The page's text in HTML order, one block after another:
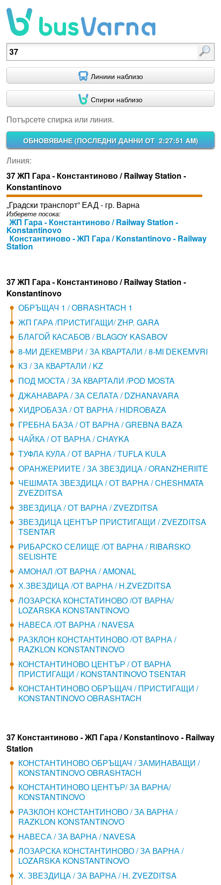
Потърсете спирка или линия.
Линиии наблизо
Спирки наблизо
Потърсете спирка или линия.
ОБНОВЯВАНЕ (ПОСЛЕДНИ ДАННИ ОТ 2:27:51 AM)
Линия:
37 ЖП Гара - Константиново / Railway Station -
Konstantinovo
„Градски транспорт” ЕАД - гр. Варна
Изберете посока:
ЖП Гара - Константиново / Railway Station -
Konstantinovo
Константиново - ЖП Гара / Konstantinovo - Railway
Station
37 ЖП Гара - Константиново / Railway Station -
Konstantinovo
ОБРЪЩАЧ 1 / OBRASHTACH 1
ЖП ГАРА /ПРИСТИГАЩИ/ ZHP. GARA
БЛАГОЙ КАСАБОВ / BLAGOY KASABOV
8-МИ ДЕКЕМВРИ / ЗА КВАРТАЛИ / 8-MI DEKEMVRI
КЗ / ЗА КВАРТАЛИ / KZ
ПОД МОСТА / ЗА КВАРТАЛИ /POD MOSTA
ДЖАНАВАРА / ЗА СЕЛАТА / DZHANAVARA
ХИДРОБАЗА / ОТ ВАРНА / HIDROBAZA
ГРЕБНА БАЗА / ОТ ВАРНА / GREBNA BAZA
ЧАЙКА / ОТ ВАРНА / CHAYKA
ТУФЛА КУЛА / ОТ ВАРНА / TUFLA KULA
ОРАНЖЕРИИТЕ / ЗА ЗВЕЗДИЦА / ORANZHERIITE
ЧЕШМАТА ЗВЕЗДИЦА / ОТ ВАРНА / CHESHMATA
ZVEZDITSA
ЗВЕЗДИЦА / ОТ ВАРНА / ZVEZDITSA
ЗВЕЗДИЦА ЦЕНТЪР ПРИСТИГАЩИ / ZVEZDITSA
TSENTAR
РИБАРСКО СЕЛИЩЕ /ОТ ВАРНА / RIBARSKO
SELISHTE
АМОНАЛ /ОТ ВАРНА / AMONAL
Х.ЗВЕЗДИЦА /ОТ ВАРНА / H.ZVEZDITSA
ЛОЗАРСКА КОНСТАТИНОВО /ОТ ВАРНА/
LOZARSKA KONSTANTINOVO
НАВЕСА /ОТ ВАРНА / NAVESA
РАЗКЛОН КОНСТАНТИНОВО /ОТ ВАРНА /
RAZKLON KONSTANTINOVO
КОНСТАНТИНОВО ЦЕНТЪР / ОТ ВАРНА
ПРИСТИГАЩИ / KONSTANTINOVO TSENTAR
КОНСТАНТИНОВО ОБРЪЩАЧ / ПРИСТИГАЩИ /
KONSTANTINOVO OBRASHTACH
37 Константиново - ЖП Гара / Konstantinovo - Railway
Station
КОНСТАНТИНОВО ОБРЪЩАЧ / ЗАМИНАВАЩИ /
KONSTANTINOVO OBRASHTACH
КОНСТАНТИНОВО ЦЕНТЪР/ ЗА ВАРНА/
KONSTANTINOVO
РАЗКЛОН КОНСТАНТИНОВО / ЗА ВАРНА /
RAZKLON KONSTANTINOVO
НАВЕСА / ЗА ВАРНА / NAVESA
ЛОЗАРСКА КОНСТАНТИНОВО / ЗА ВАРНА /
LOZARSKA KONSTANTINOVO
Х. ЗВЕЗДИЦА / ЗА ВАРНА / H. ZVEZDITSA